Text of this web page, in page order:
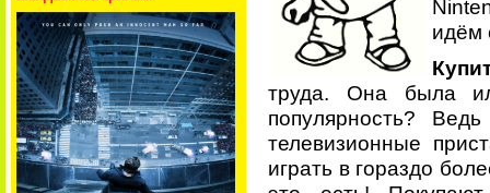
идём
труда. Она была
популярность?
телевизионные
играть в гораздо